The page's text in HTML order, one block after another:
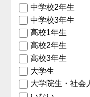
中学校2年生
中学校3年生
高校1年生
高校2年生
高校3年生
大学生
大学院生・社会